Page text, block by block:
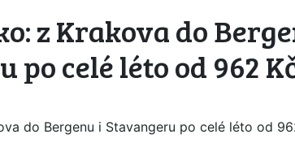
z Krakova do
po celé léto od 962